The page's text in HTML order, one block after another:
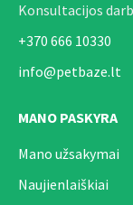
Konsultacijos
+370 666 10330
info@petbaze.lt
MANO PASKYRA
Mano užsakymai
Naujienlaiškiai